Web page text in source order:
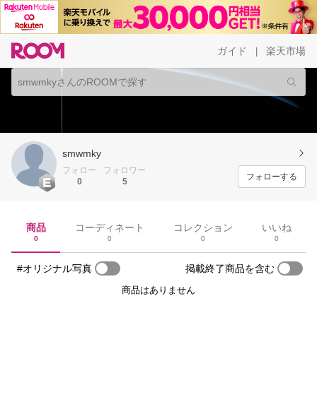
ガイド 楽天市場
smwmky
フォロー
0
フォロワー
5
フォローする
商品
0
コーディネート
0
コレクション
0
いいね
0
#オリジナル写真 掲載終了商品を含む
商品はありません